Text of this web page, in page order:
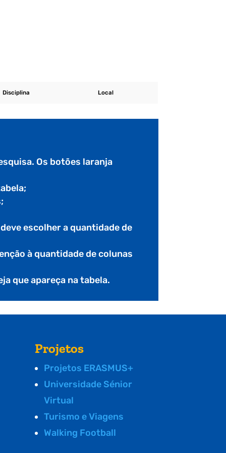
Disciplina Local
Os botões laranja
escolher a quantidade de
à quantidade de colunas
que apareça na tabela.
Projetos
Projetos ERASMUS+
Universidade Sénior
Virtual
Turismo e Viagens
Walking Football